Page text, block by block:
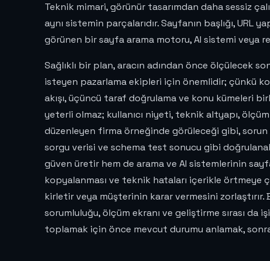
Teknik mimari, görünür tasarımdan daha sessiz
aynı sistemin parçalarıdır. Sayfanın başlığı,
görünen bir sayfa arama motoru, AI sistemi veya
Sağlıklı bir plan, aracın adından önce ölçülecek
isteyen pazarlama ekipleri için önemlidir; çünkü
akışı, üçüncü taraf doğrulama ve konu kümeleri
yeterli olmaz; kullanıcı niyeti, teknik altyapı,
düzenleyen firma örneğinde görüleceği gibi, sorun
sorgu verisi ve schema test sonucu gibi
güven üretir hem de arama ve AI sistemlerinin
kopyalanması ve teknik hataları içerikle örtmeye
kirletir veya müşterinin karar vermesini zorlaştırır.
sorumluluğu, ölçüm ekranı ve geliştirme sırası da
toplamak için önce mevcut durumu anlamak,